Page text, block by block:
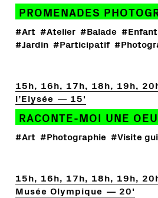
PROMENADES
#Art #Atelier #Balade
#Jardin #Participatif
15h, 16h, 17h, 18h, 19h,
l’Elysée
15'
RACONTE-MOI UNE
#Art #Photographie #Visite
15h, 16h, 17h, 18h, 19h,
Musée Olympique
20'